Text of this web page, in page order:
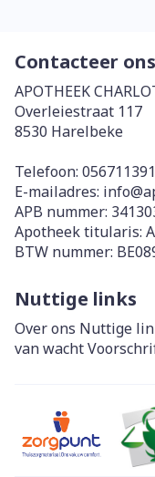
Contacteer ons
APOTHEEK
Overleiestraat 117
8530 Harelbeke
Telefoon: 056711391
E-mailadres: info@
APB nummer:
Apotheek titularis:
BTW nummer:
Nuttige links
Over ons Nuttige
van wacht